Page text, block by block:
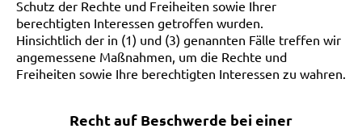
Schutz der Rechte und Freiheiten sowie Ihrer
berechtigten Interessen getroffen wurden.
Hinsichtlich der in (1) und (3) genannten Fälle treffen wir
angemessene Maßnahmen, um die Rechte und
Freiheiten sowie Ihre berechtigten Interessen zu wahren.
Recht auf Beschwerde bei einer